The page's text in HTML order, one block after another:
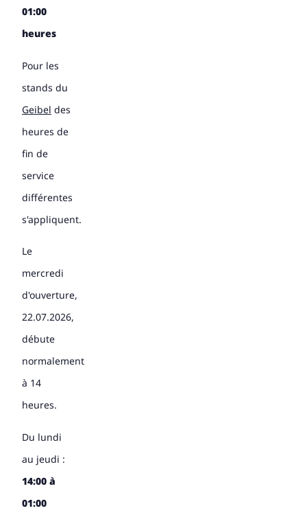
01:00
heures
Pour les
stands du
Geibel des
heures de
fin de
service
différentes
s'appliquent.
Le
mercredi
d'ouverture,
22.07.2026,
débute
normalement
à 14
heures.
Du lundi
au jeudi :
14:00 à
01:00